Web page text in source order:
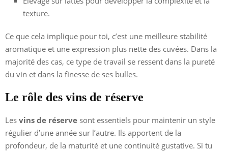
texture.
Ce que cela implique pour toi, c’est une meilleure stabilité
aromatique et une expression plus nette des cuvées. Dans la
majorité des cas, ce type de travail se ressent dans la pureté
du vin et dans la finesse de ses bulles.
Le rôle des vins de réserve
Les vins de réserve sont essentiels pour maintenir un style
régulier d’une année sur l’autre. Ils apportent de la
profondeur, de la maturité et une continuité gustative. Si tu